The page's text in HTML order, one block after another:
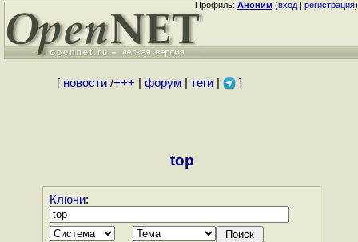
Профиль:Аноним(вход|регистрация)
[ новости/+++ форум| теги| ]
top
Ключи: